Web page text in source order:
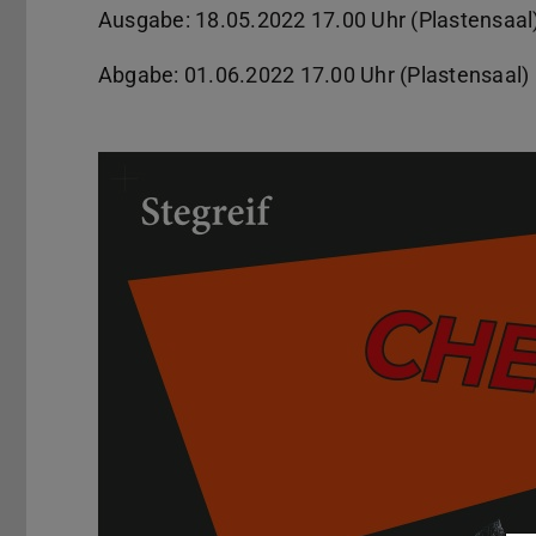
Ausgabe: 18.05.2022 17.00 Uhr
Abgabe: 01.06.2022 17.00 Uhr (Plastensaal)